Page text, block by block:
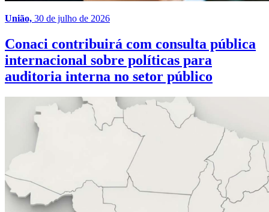
União, 30 de julho de 2026
Conaci contribuirá com consulta pública
internacional sobre políticas para
auditoria interna no setor público